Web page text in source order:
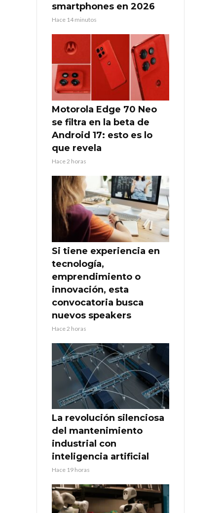
smartphones en 2026
Hace 14 minutos
Motorola Edge 70 Neo
se filtra en la beta de
Android 17: esto es lo
que revela
Hace 2 horas
Si tiene experiencia en
tecnología,
emprendimiento o
innovación, esta
convocatoria busca
nuevos speakers
Hace 2 horas
La revolución silenciosa
del mantenimiento
industrial con
inteligencia artificial
Hace 19 horas